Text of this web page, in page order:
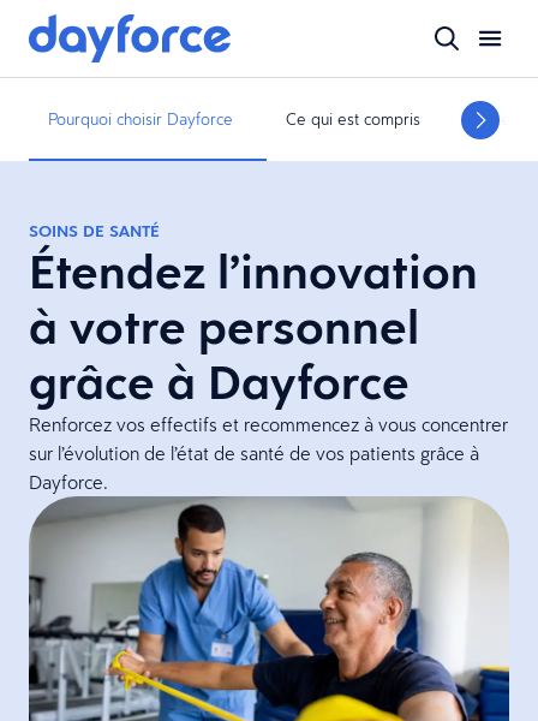
Pourquoi choisir Dayforce Ce qui est compris Notre
SOINS DE SANTÉ
Étendez l’innovation
à votre personnel
grâce à Dayforce
Renforcez vos effectifs et recommencez à vous concentrer
sur l’évolution de l’état de santé de vos patients grâce à
Dayforce.